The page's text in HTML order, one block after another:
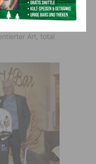
an die „damalige
künstlerische Werte
Art, total